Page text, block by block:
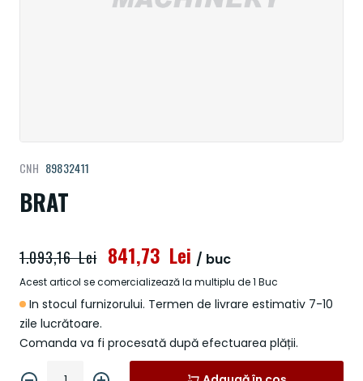
BRAT
CNH 89832411
In stocul furnizorului. Termen de livrare estimativ 7-10
zile lucrătoare.
Comanda va fi procesată după efectuarea plății.
841,73 Lei
1.093,16 Lei / buc
Acest articol se comercializează la multiplu de 1 Buc
la
începutul
galeriei
imagini